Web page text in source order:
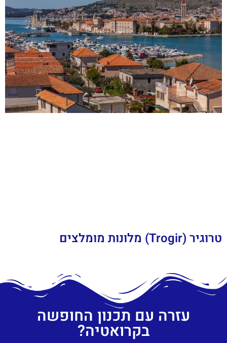
טרוגיר (Trogir) מלונות מומלצים
עזרה עם תכנון החופשה
בקרואטיה?